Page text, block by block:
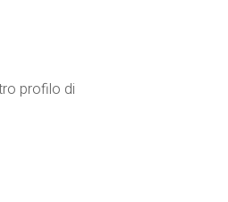
profilo di